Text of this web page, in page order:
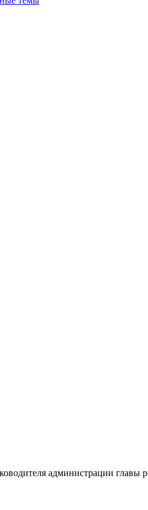
администрации главы